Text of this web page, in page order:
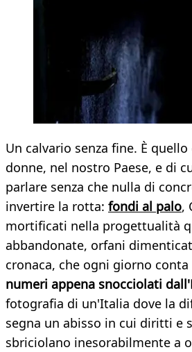
Un calvario senza fine. È
donne, nel nostro Paese, e di
parlare senza che nulla di
invertire la rotta: fondi al palo,
mortificati nella progettualità
abbandonate, orfani
cronaca, che ogni giorno
numeri appena snocciolati
fotografia di un'Italia dove la
segna un abisso in cui diritti e
sbriciolano inesorabilmente a